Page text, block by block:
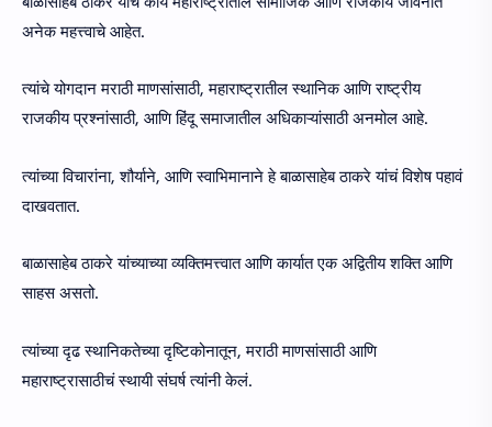
अनेक महत्त्वाचे आहेत.
त्यांचे योगदान मराठी माणसांसाठी, महाराष्ट्रातील स्थानिक आणि राष्ट्रीय
राजकीय प्रश्नांसाठी, आणि हिंदू समाजातील अधिकाऱ्यांसाठी अनमोल आहे.
त्यांच्या विचारांना, शौर्याने, आणि स्वाभिमानाने हे बाळासाहेब ठाकरे यांचं विशेष पहावं
दाखवतात.
बाळासाहेब ठाकरे यांच्याच्या व्यक्तिमत्त्वात आणि कार्यात एक अद्वितीय शक्ति आणि
साहस असतो.
त्यांच्या दृढ स्थानिकतेच्या दृष्टिकोनातून, मराठी माणसांसाठी आणि
महाराष्ट्रासाठीचं स्थायी संघर्ष त्यांनी केलं.